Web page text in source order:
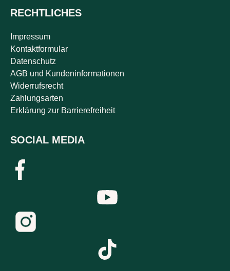
RECHTLICHES
Impressum
Kontaktformular
Datenschutz
AGB und Kundeninformationen
Widerrufsrecht
Zahlungsarten
Erklärung zur Barrierefreiheit
SOCIAL MEDIA